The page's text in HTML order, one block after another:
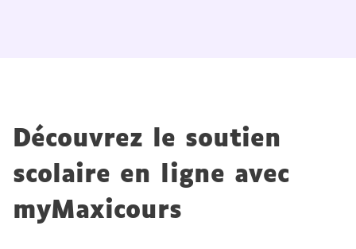
Découvrez le soutien
scolaire en ligne avec
myMaxicours